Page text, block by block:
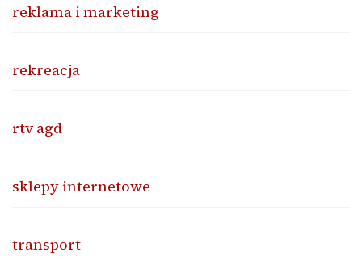
reklama i marketing
rekreacja
rtv agd
sklepy internetowe
transport